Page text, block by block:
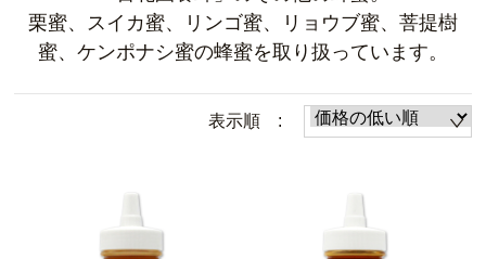
栗蜜、スイカ蜜、リンゴ蜜、リョウブ蜜、菩提樹
蜜、ケンポナシ蜜の蜂蜜を取り扱っています。
表示順 :